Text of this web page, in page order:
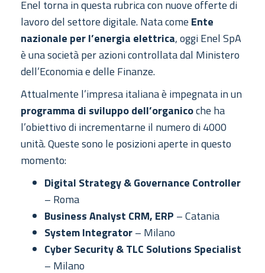
Enel torna in questa rubrica con nuove offerte di
lavoro del settore digitale. Nata come Ente
nazionale per l’energia elettrica, oggi Enel SpA
è una società per azioni controllata dal Ministero
dell’Economia e delle Finanze.
Attualmente l’impresa italiana è impegnata in un
programma di sviluppo dell’organicoche ha
l’obiettivo di incrementarne il numero di 4000
unità. Queste sono le posizioni aperte in questo
momento:
Digital Strategy & Governance Controller
– Roma
Business Analyst CRM, ERP – Catania
System Integrator– Milano
Cyber Security & TLC Solutions Specialist
– Milano